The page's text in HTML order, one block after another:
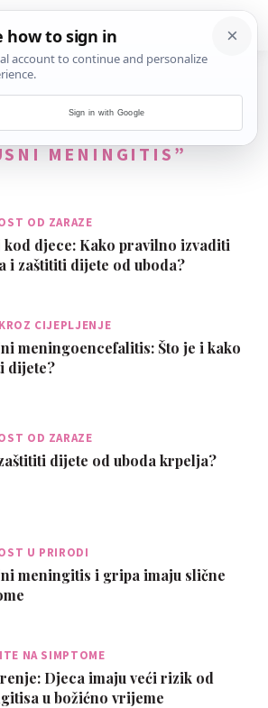
9REZULTATA ZA TAG
MENINGITIS”
OD ZARAZE
djece: Kako pravilno izvaditi
i zaštititi dijete od uboda?
CIJEPLJENJE
meningoencefalitis: Što je i kako
dijete?
OD ZARAZE
dijete od uboda krpelja?
U PRIRODI
meningitis i gripa imaju slične
NA SIMPTOME
Djeca imaju veći rizik od
u božićno vrijeme
Sign in with Google